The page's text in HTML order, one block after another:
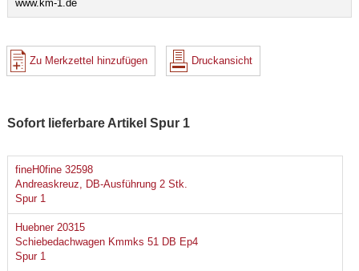
www.km-1.de
Zu Merkzettel hinzufügen Druckansicht
Sofort lieferbare Artikel Spur 1
fineH0fine 32598
Andreaskreuz, DB-Ausführung 2 Stk.
Spur 1
Huebner 20315
Schiebedachwagen Kmmks 51 DB Ep4
Spur 1